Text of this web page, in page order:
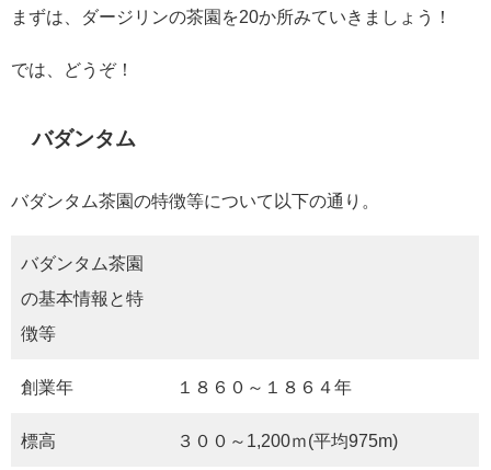
まずは、ダージリンの茶園を20か所みていきましょう！
では、どうぞ！
バダンタム
バダンタム茶園の特徴等について以下の通り。
バダンタム茶園
の基本情報と特
徴等
創業年 １８６０～１８６４年
標高 ３００～1,200ｍ(平均975m)